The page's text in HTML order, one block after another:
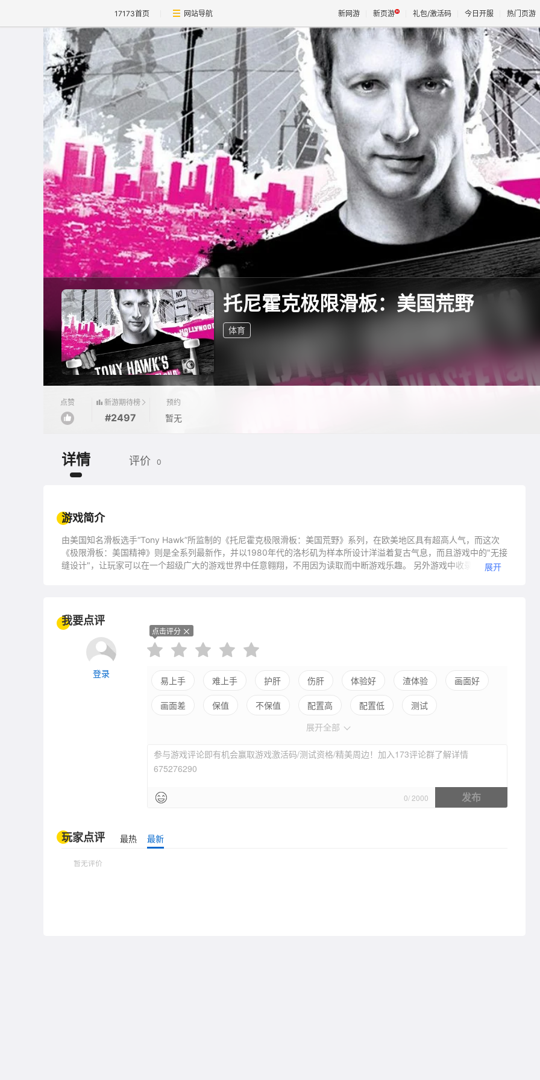
17173首页 网站导航 新网游 新页游 礼包/激活码 今日开服 热门页游
魔兽
天堂
王权与
托尼霍克极限滑板：美国荒野
体育
点赞 新游期待榜
#2497
预约
暂无
详情 评价 0
游戏简介
由美国知名滑板选手“Tony Hawk”所监制的《托尼霍克极限滑板：美国荒野》系列，在欧美地区具有超高人气，而这次
《极限滑板：美国精神》则是全系列最新作，并以1980年代的洛杉矶为样本所设计洋溢着复古气息，而且游戏中的"无接
缝设计"，让玩家可以在一个超级广大的游戏世界中任意翱翔，不用因为读取而中断游戏乐趣。 另外游戏中收录超过12名
展开
我要点评
登录
点击评分
易上手 难上手 护肝 伤肝 体验好 渣体验 画面好
画面差 保值 不保值 配置高 配置低
测试
展开全部
参与游戏评论即有机会赢取游戏激活码/测试资格/精美周边！加入173评论群了解详情
675276290
0/ 2000 发布
玩家点评 最热 最新
暂无评价